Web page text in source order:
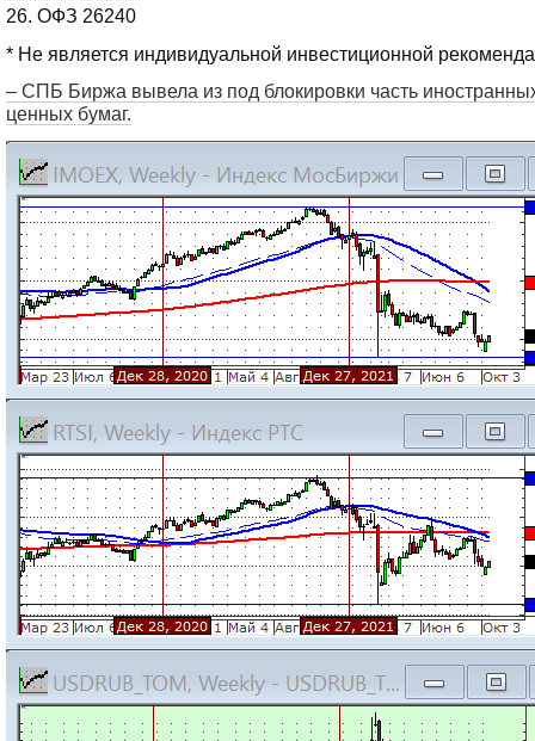
26. ОФЗ 26240
* Не является индивидуальной инвестиционной
– СПБ Биржа вывела из под блокировки часть
ценных бумаг.